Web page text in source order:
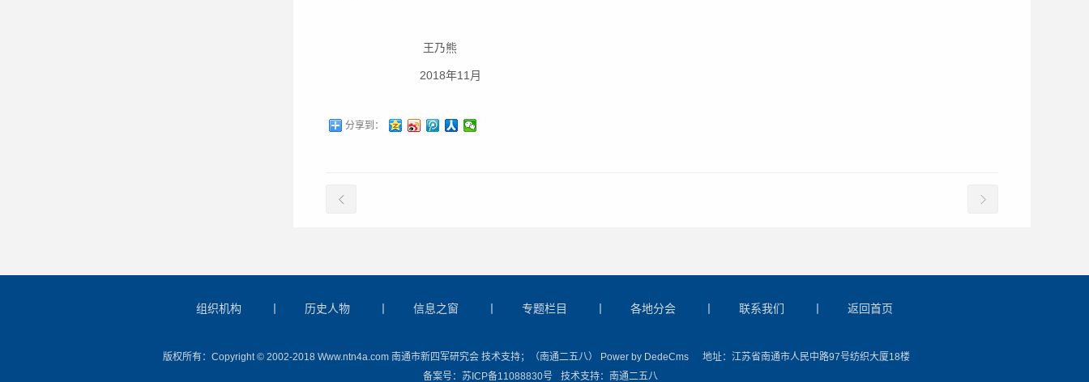
王乃熊
2018年11月
分享到：
组织机构 历史人物 信息之窗 专题栏目 各地分会 联系我们 返回首页
版权所有：Copyright © 2002-2018 Www.ntn4a.com 南通市新四军研究会 技术支持；（南通二五八） Power by DedeCms
地址：江苏省南通市人民中路97号纺织大厦18楼
备案号： 苏ICP备11088830号 技术支持： 南通二五八